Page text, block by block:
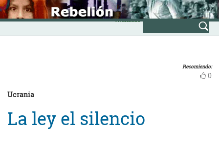
Skip
to
content
INICIO
Avanzada
Recomiendo:
0
Ucrania
La ley el silencio